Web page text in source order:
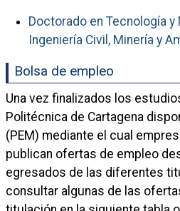
Doctorado en Tecnología
Ingeniería Civil, Minería y
Bolsa de empleo
Una vez finalizados los
Politécnica de Cartagena
(PEM) mediante el cual
publican ofertas de empleo
egresados de las diferentes
consultar algunas de las